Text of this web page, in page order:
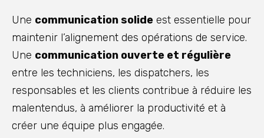
Une communication solide est essentielle pour
maintenir l’alignement des opérations de service.
Une communication ouverte et régulière
entre les techniciens, les dispatchers, les
responsables et les clients contribue à réduire les
malentendus, à améliorer la productivité et à
créer une équipe plus engagée.